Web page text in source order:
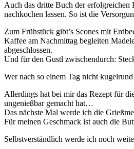
Auch das dritte Buch der erfolgreichen
nachkochen lassen. So ist die
Zum Frühstück gibt’s Scones mit
Kaffee am Nachmittag begleiten
abgeschlossen.
Und für den Gustl zwischendurch:
Wer nach so einem Tag nicht
Allerdings hat bei mir das Rezept für
ungenießbar gemacht hat…
Das nächste Mal werde ich die
Für meinen Geschmack ist auch die
Selbstverständlich werde ich noch